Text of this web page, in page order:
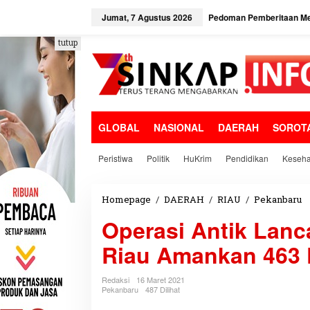
e
k
o
n
t
e
n
Jumat, 7 Agustus 2026 Pedoman Pemberitaan
GLOBAL NASIONAL DAERAH
Peristiwa Politik HuKrim Pendidikan
tutup
Homepage / DAERAH / RIAU / Pekanbaru
e
r
Operasi Antik
Riau Amankan 463
Redaksi
16 Maret 2021
Pekanbaru
487 Dilihat